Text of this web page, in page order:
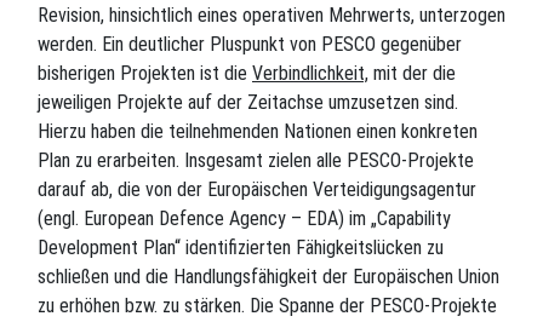
Revision, hinsichtlich eines operativen Mehrwerts, unterzogen
werden. Ein deutlicher Pluspunkt von PESCO gegenüber
bisherigen Projekten ist die Verbindlichkeit, mit der die
jeweiligen Projekte auf der Zeitachse umzusetzen sind.
Hierzu haben die teilnehmenden Nationen einen konkreten
Plan zu erarbeiten. Insgesamt zielen alle PESCO-Projekte
darauf ab, die von der Europäischen Verteidigungsagentur
(engl. European Defence Agency – EDA) im „Capability
Development Plan“ identifizierten Fähigkeitslücken zu
schließen und die Handlungsfähigkeit der Europäischen Union
zu erhöhen bzw. zu stärken. Die Spanne der PESCO-Projekte